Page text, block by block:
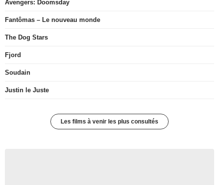
Avengers: Doomsday
Fantômas – Le nouveau monde
The Dog Stars
Fjord
Soudain
Justin le Juste
Les films à venir les plus consultés